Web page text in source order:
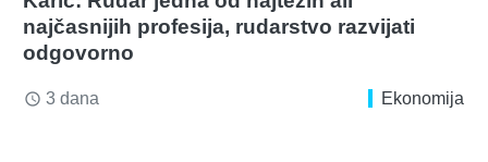
najčasnijih profesija, rudarstvo razvijati
odgovorno
access_time 3 dana Ekonomija